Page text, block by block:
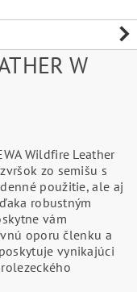
W
Wildfire Leather
zo semišu s
použitie, ale aj
robustným
vám
oporu členku a
vynikajúci